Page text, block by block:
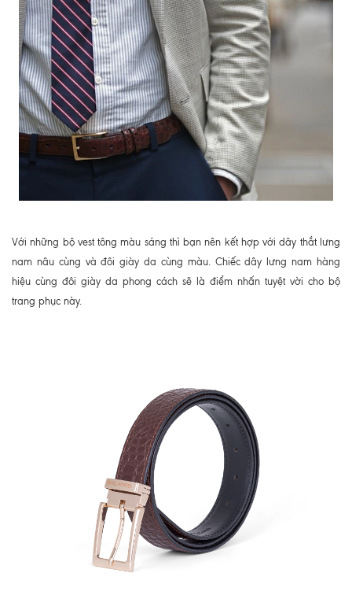
Với những bộ vest tông màu sáng thì bạn nên kết hợp với dây thắt lưng
nam nâu cùng và đôi giày da cùng màu. Chiếc dây lưng nam hàng
hiệu cùng đôi giày da phong cách sẽ là điểm nhấn tuyệt vời cho bộ
trang phục này.